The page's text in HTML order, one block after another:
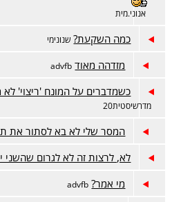
אנוני.מית
כמה השקעת? שנונימי
מזדהה מאוד advfb
כשמדברים על המונח 'ריצוי'
מדרשיסטית20
המסר שלי לא בא לסתור את
לא, לרצות זה לא לגרום שהשני
מי אמר? advfb